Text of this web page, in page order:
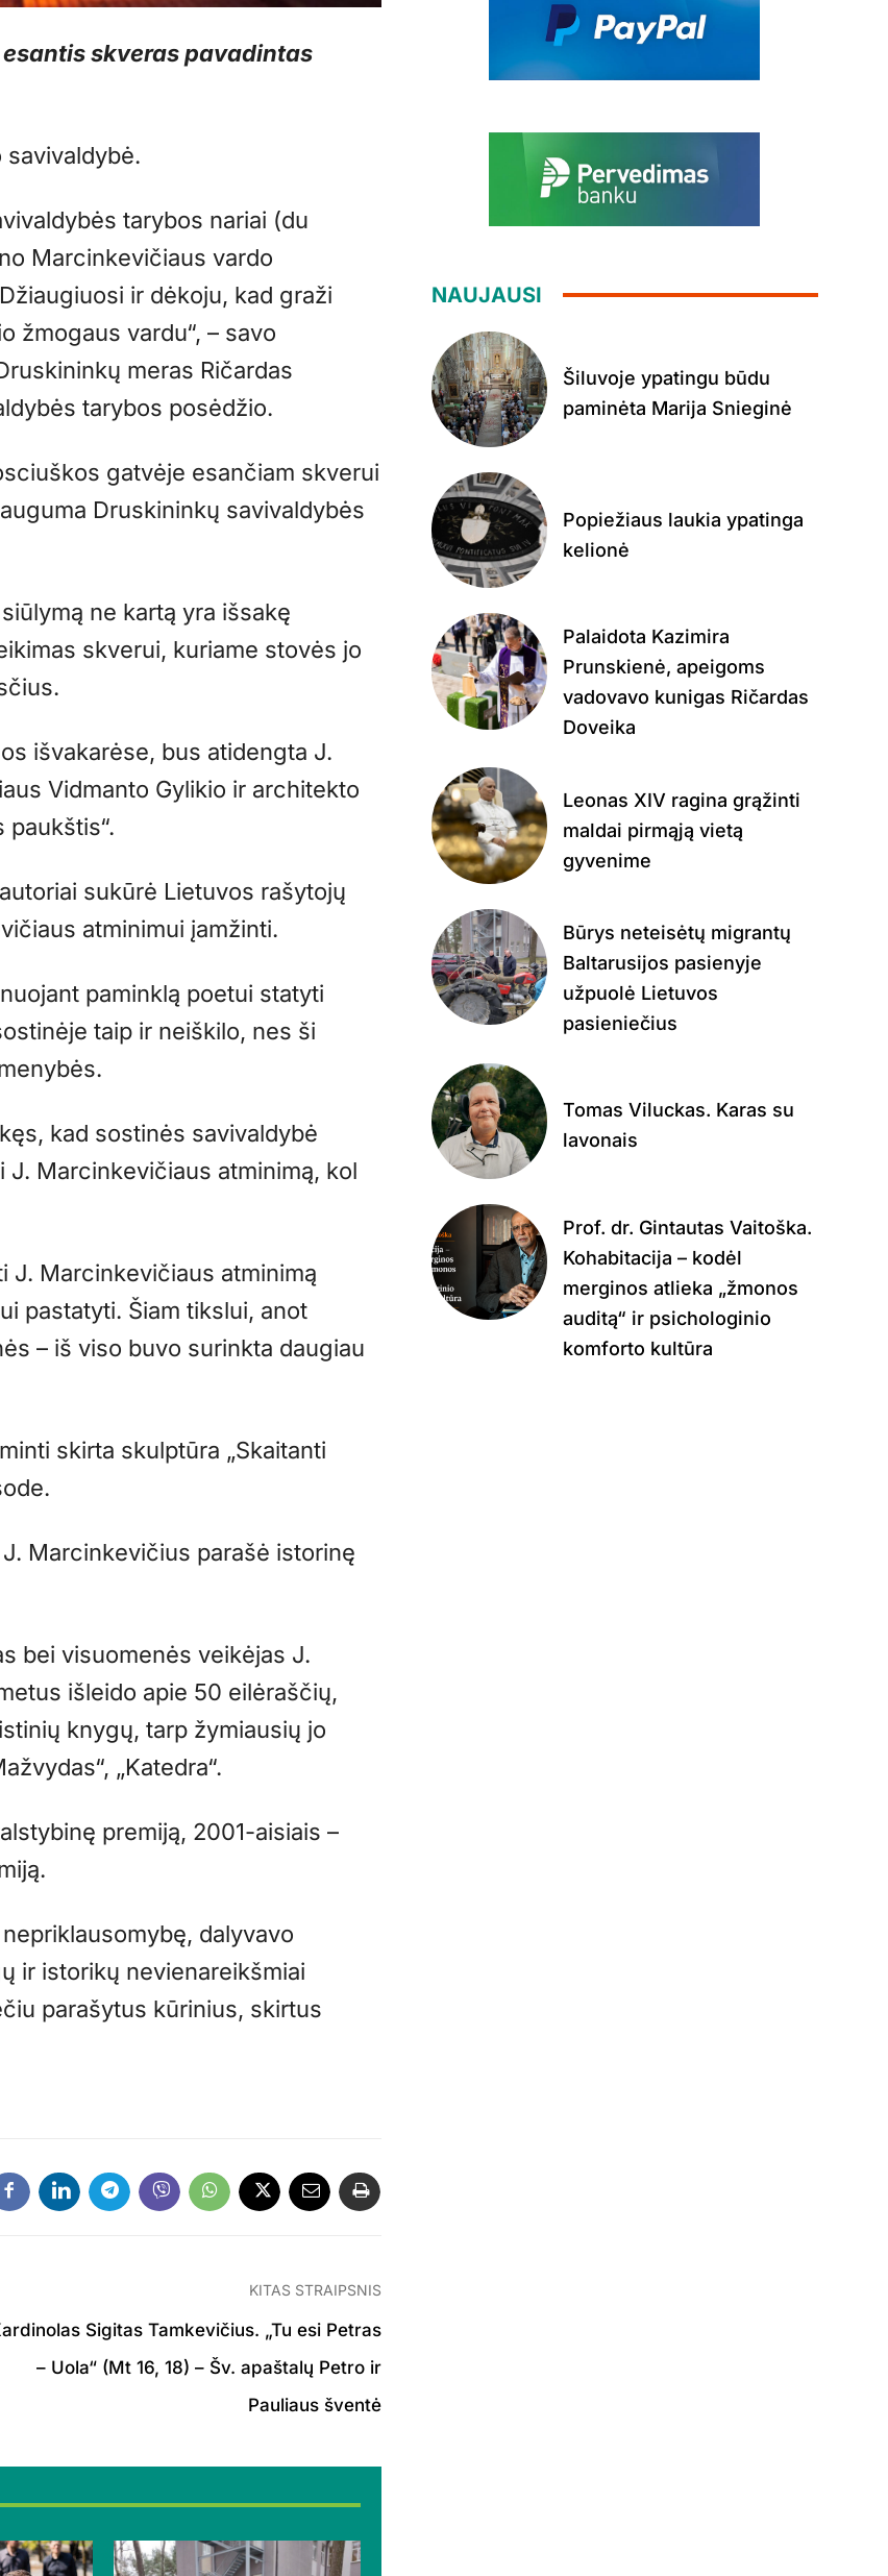
skveras pavadintas
savivaldybė.
tarybos nariai (du
Marcinkevičiaus vardo
ir dėkoju, kad graži
žmogaus vardu“, – savo
meras Ričardas
tarybos posėdžio.
gatvėje esančiam skverui
Druskininkų savivaldybės
ne kartą yra išsakę
skverui, kuriame stovės jo
išvakarėse, bus atidengta J.
Vidmanto Gylikio ir architekto
paukštis“.
sukūrė Lietuvos rašytojų
atminimui įamžinti.
paminklą poetui statyti
taip ir neiškilo, nes ši
kad sostinės savivaldybė
Marcinkevičiaus atminimą, kol
J. Marcinkevičiaus atminimą
pastatyti. Šiam tikslui, anot
– iš viso buvo surinkta daugiau
skirta skulptūra „Skaitanti
Marcinkevičius parašė istorinę
bei visuomenės veikėjas J.
išleido apie 50 eilėraščių,
knygų, tarp žymiausių jo
„Katedra“.
premiją, 2001-aisiais –
dalyvavo
ir istorikų nevienareikšmiai
parašytus kūrinius, skirtus
KITAS STRAIPSNIS
Sigitas Tamkevičius. „Tu esi Petras
– Uola“ (Mt 16, 18) – Šv. apaštalų Petro ir
Pauliaus šventė
NAUJAUSI
Šiluvoje ypatingu būdu
paminėta Marija Snieginė
Popiežiaus laukia ypatinga
kelionė
Palaidota Kazimira
Prunskienė, apeigoms
vadovavo kunigas Ričardas
Doveika
Leonas XIV ragina grąžinti
maldai pirmąją vietą
gyvenime
Būrys neteisėtų migrantų
Baltarusijos pasienyje
užpuolė Lietuvos
pasieniečius
Tomas Viluckas. Karas su
lavonais
Prof. dr. Gintautas Vaitoška.
Kohabitacija – kodėl
merginos atlieka „žmonos
auditą“ ir psichologinio
komforto kultūra